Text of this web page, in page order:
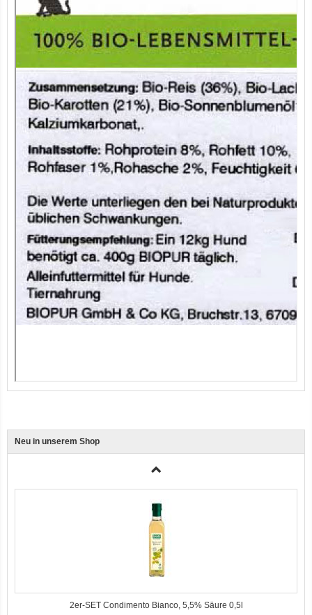
Neu in unserem Shop
7er-VE Bio Tee Wilde Brennnessel 60g Belt's Bio
12er-VE Ente, Reis und Karotten 400 g BioPur Bio Hundefutter
Ente, Reis und Karotten 400g BioPur Bio Hundefutter
2er-SET Condimento Bianco, 5,5% Säure 0,5l